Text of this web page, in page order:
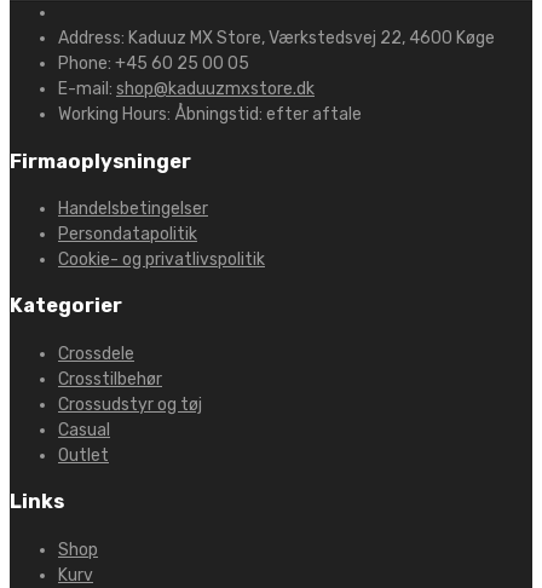
Address: Kaduuz MX Store, Værkstedsvej 22, 4600 Køge
Phone: +45 60 25 00 05
E-mail: shop@kaduuzmxstore.dk
Working Hours: Åbningstid: efter aftale
Firmaoplysninger
Handelsbetingelser
Persondatapolitik
Cookie- og privatlivspolitik
Kategorier
Crossdele
Crosstilbehør
Crossudstyr og tøj
Casual
Outlet
Links
Shop
Kurv